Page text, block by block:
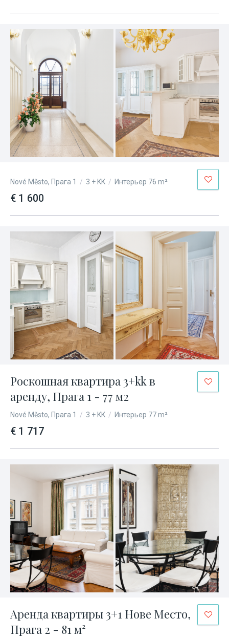
Nové Město, Прага 1 / 3 + KK / Интерьер 76 m²
€ 1 600
Роскошная квартира 3+kk в
аренду, Прага 1 - 77 м2
Nové Město, Прага 1 / 3 + KK / Интерьер 77 m²
€ 1 717
Аренда квартиры 3+1 Нове Место,
Прага 2 - 81 м²